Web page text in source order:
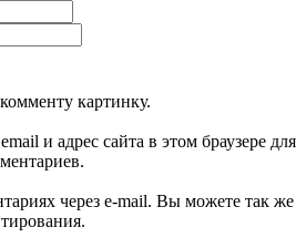
картинку.
и адрес сайта в этом браузере для
через e-mail. Вы можете так же